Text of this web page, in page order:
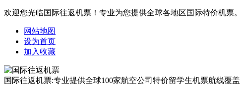
欢迎您光临国际往返机票！专业为您提供全球各地区国际特价机票。
网站地图
设为首页
加入收藏
国际往返机票:专业提供全球100家航空公司特价留学生机票航线覆